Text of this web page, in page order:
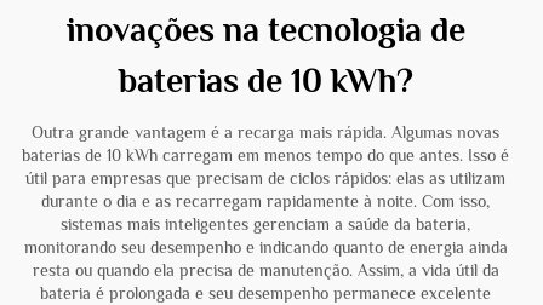
inovações na tecnologia de
baterias de 10 kWh?
Outra grande vantagem é a recarga mais rápida. Algumas novas
baterias de 10 kWh carregam em menos tempo do que antes. Isso é
útil para empresas que precisam de ciclos rápidos: elas as utilizam
durante o dia e as recarregam rapidamente à noite. Com isso,
sistemas mais inteligentes gerenciam a saúde da bateria,
monitorando seu desempenho e indicando quanto de energia ainda
resta ou quando ela precisa de manutenção. Assim, a vida útil da
bateria é prolongada e seu desempenho permanece excelente